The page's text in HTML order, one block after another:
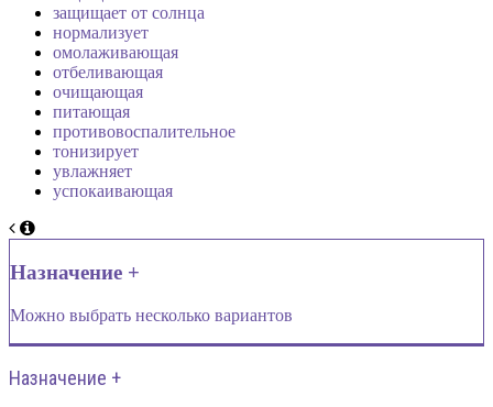
защищает от солнца
нормализует
омолаживающая
отбеливающая
очищающая
питающая
противовоспалительное
тонизирует
увлажняет
успокаивающая
Назначение +
Можно выбрать несколько вариантов
Назначение +